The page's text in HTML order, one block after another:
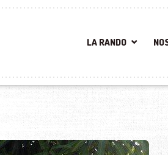
LA RANDO